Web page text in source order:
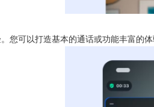
您可以打造基本的通话或功能丰富的